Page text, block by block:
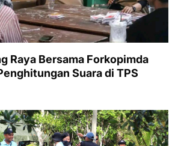
Raya Bersama Forkopimda
Suara di TPS